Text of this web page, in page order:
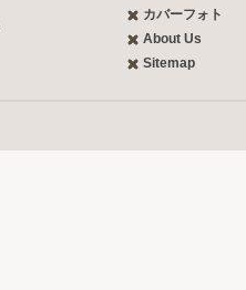
カバーフォト
About Us
Sitemap